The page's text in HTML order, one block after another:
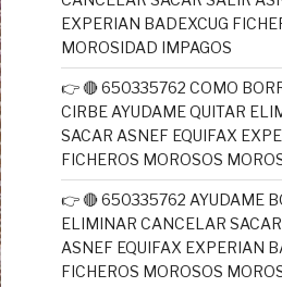
EXPERIAN BADEXCUG
MOROSIDAD IMPAGOS
👉 🔴 650335762 COMO
CIRBE AYUDAME QUITAR
SACAR ASNEF EQUIFAX
FICHEROS MOROSOS
👉 🔴 650335762 AYUDAME
ELIMINAR CANCELAR
ASNEF EQUIFAX EXPERIAN
FICHEROS MOROSOS